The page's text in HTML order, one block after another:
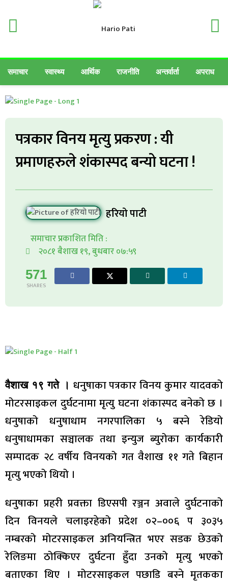
समाचार स्वास्थ्य आर्थिक राजनीति अन्तर्वार्ता अपराध
पत्रकार विनय मृत्यु प्रकरण : यी
प्रमाणहरुले शंकास्पद बन्यो घटना !
हरियो पाटी
समाचार प्रकाशित मिति :
२०८१ बैशाख १९, बुधबार ०७:५९
571
SHARES
वैशाख १९ गते । धनुषाका पत्रकार विनय कुमार यादवको
मोटरसाइकल दुर्घटनामा मृत्यु घटना शंकास्पद बनेको छ ।
धनुषाको धनुषाधाम नगरपालिका ५ बस्ने रेडियो
धनुषाधामका सञ्चालक तथा इन्युज ब्युरोका कार्यकारी
सम्पादक २८ वर्षीय विनयको गत वैशाख ११ गते बिहान
मृत्यु भएको थियो ।
धनुषाका प्रहरी प्रवक्ता डिएसपी रञ्जन अवाले दुर्घटनाको
दिन विनयले चलाइरहेको प्रदेश ०२–००६ प ३०३५
नम्बरको मोटरसाइकल अनियन्त्रित भएर सडक छेउको
रेलिङमा ठोक्किएर दुर्घटना हुँदा उनको मृत्यु भएको
बताएका थिए । मोटरसाइकल पछाडि बस्ने मृतकका